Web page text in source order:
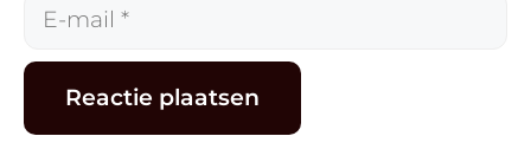
E-